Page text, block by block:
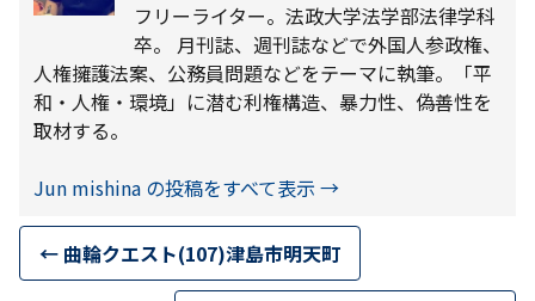
フリーライター。法政大学法学部法律学科
卒。 月刊誌、週刊誌などで外国人参政権、
人権擁護法案、公務員問題などをテーマに執筆。「平
和・人権・環境」に潜む利権構造、暴力性、偽善性を
取材する。
Jun mishina の投稿をすべて表示 →
← 曲輪クエスト(107)津島市明天町